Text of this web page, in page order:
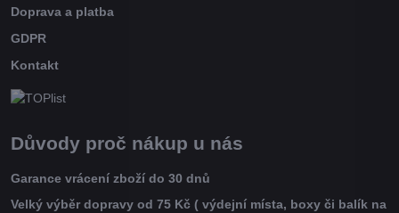
Doprava a platba
GDPR
Kontakt
Důvody proč nákup u nás
Garance vrácení zboží do 30 dnů
Velký výběr dopravy od 75 Kč ( výdejní místa, boxy či balík na